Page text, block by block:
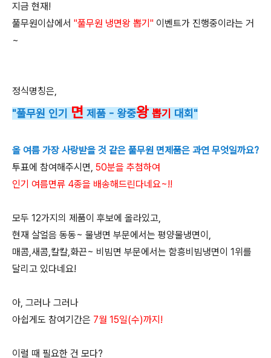
지금 현재!
풀무원이샵에서 "풀무원 냉면왕 뽑기" 이벤트가 진행중이라는 거
~
정식명칭은,
"풀무원 인기 면 제품 - 왕중왕 뽑기 대회"
올 여름 가장 사랑받을 것 같은 풀무원 면제품은 과연 무엇일까요?
투표에 참여해주시면, 50분을 추첨하여
인기 여름면류 4종을 배송해드린다네요~!!
모두 12가지의 제품이 후보에 올라있고,
현재 살얼음 동동~ 물냉면 부문에서는 평양물냉면이,
매콤,새콤,칼칼,화끈~ 비빔면 부문에서는 함흥비빔냉면이 1위를
달리고 있다네요!
아, 그러나 그러나
아쉽게도 참여기간은 7월 15일(수)까지!
이럴 때 필요한 건 모다?